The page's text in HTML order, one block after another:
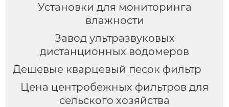
Установки для мониторинга
влажности
Завод ультразвуковых
дистанционных водомеров
Дешевые кварцевый песок фильтр
Цена центробежных фильтров для
сельского хозяйства